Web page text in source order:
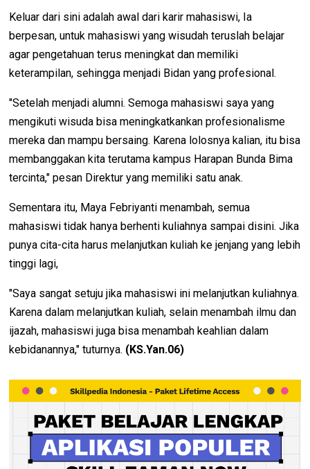
Keluar dari sini adalah awal dari karir mahasiswi, Ia
berpesan, untuk mahasiswi yang wisudah teruslah belajar
agar pengetahuan terus meningkat dan memiliki
keterampilan, sehingga menjadi Bidan yang profesional.
"Setelah menjadi alumni. Semoga mahasiswi saya yang
mengikuti wisuda bisa meningkatkankan profesionalisme
mereka dan mampu bersaing. Karena lolosnya kalian, itu bisa
membanggakan kita terutama kampus Harapan Bunda Bima
tercinta," pesan Direktur yang memiliki satu anak.
Sementara itu, Maya Febriyanti menambah, semua
mahasiswi tidak hanya berhenti kuliahnya sampai disini. Jika
punya cita-cita harus melanjutkan kuliah ke jenjang yang lebih
tinggi lagi,
"Saya sangat setuju jika mahasiswi ini melanjutkan kuliahnya.
Karena dalam melanjutkan kuliah, selain menambah ilmu dan
ijazah, mahasiswi juga bisa menambah keahlian dalam
kebidanannya," tuturnya. (KS.Yan.06)